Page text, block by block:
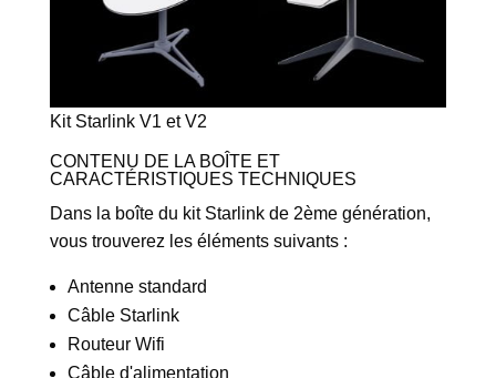
Kit Starlink V1 et V2
CONTENU DE LA BOÎTE ET
CARACTÉRISTIQUES TECHNIQUES
Dans la boîte du kit Starlink de 2ème génération,
vous trouverez les éléments suivants :
Antenne standard
Câble Starlink
Routeur Wifi
Câble d'alimentation